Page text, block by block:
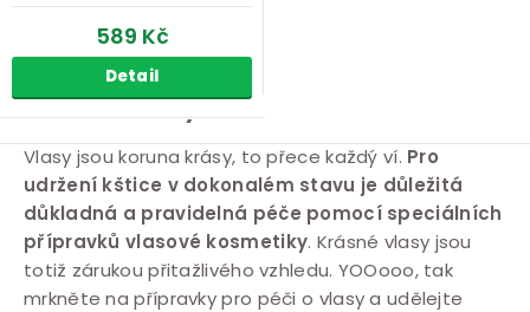
589 Kč
Detail
Péče o vlasy
Vlasy jsou koruna krásy, to přece každý ví. Pro
udržení kštice v dokonalém stavu je důležitá
důkladná a pravidelná péče pomocí speciálních
přípravků vlasové kosmetiky. Krásné vlasy jsou
totiž zárukou přitažlivého vzhledu. YOOooo, tak
mrkněte na přípravky pro péči o vlasy a udělejte